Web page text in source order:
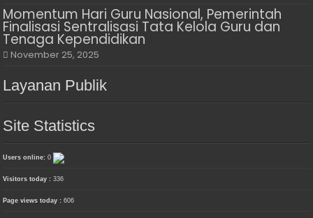
Momentum Hari Guru Nasional, Pemerintah
Finalisasi Sentralisasi Tata Kelola Guru dan
Tenaga Kependidikan
November 25, 2025
Layanan Publik
Site Statistics
Users online:0
Visitors today :336
Page views today :606